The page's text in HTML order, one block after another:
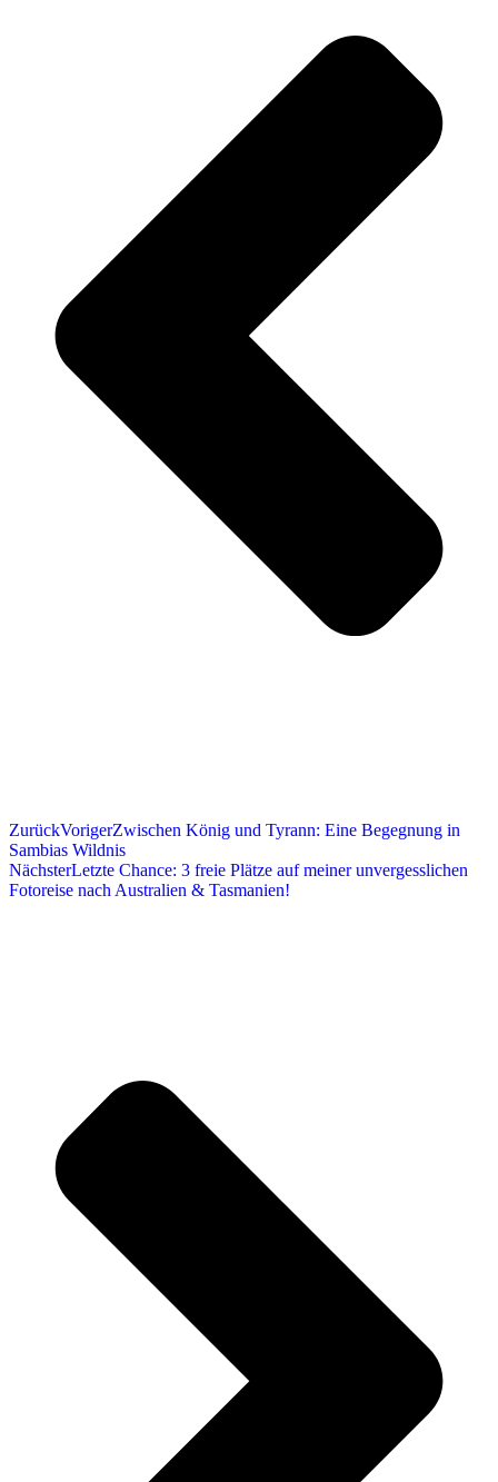
ZurückVorigerZwischen König und Tyrann: Eine Begegnung in
Sambias Wildnis
NächsterLetzte Chance: 3 freie Plätze auf meiner unvergesslichen
Fotoreise nach Australien & Tasmanien!